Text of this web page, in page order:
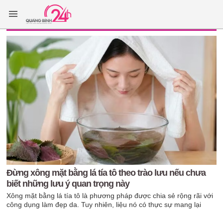
Đừng xông mặt bằng lá tía tô theo trào lưu nếu chưa
biết những lưu ý quan trọng này
Xông mặt bằng lá tía tô là phương pháp được chia sẻ rộng rãi với
công dụng làm đẹp da. Tuy nhiên, liệu nó có thực sự mang lại